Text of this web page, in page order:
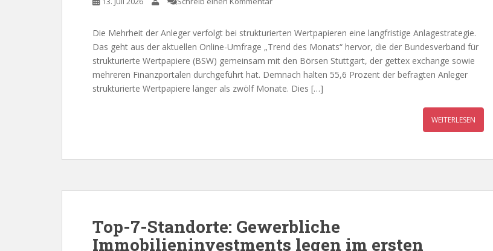
Die Mehrheit der Anleger verfolgt bei strukturierten Wertpapieren eine langfristige Anlagestrategie.
Das geht aus der aktuellen Online-Umfrage „Trend des Monats“ hervor, die der Bundesverband für
strukturierte Wertpapiere (BSW) gemeinsam mit den Börsen Stuttgart, der gettex exchange sowie
mehreren Finanzportalen durchgeführt hat. Demnach halten 55,6 Prozent der befragten Anleger
strukturierte Wertpapiere länger als zwölf Monate. Dies […]
WEITERLESEN
Top-7-Standorte: Gewerbliche
Immobilieninvestments legen im ersten